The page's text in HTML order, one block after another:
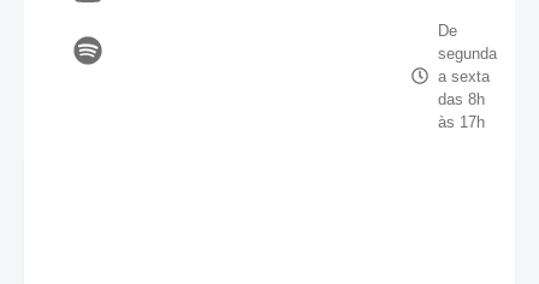
De
segunda
a sexta
das 8h
às 17h